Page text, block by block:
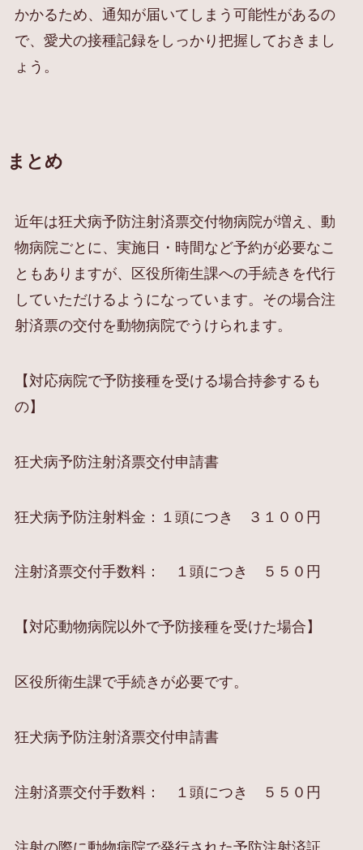
かかるため、通知が届いてしまう可能性があるの
で、愛犬の接種記録をしっかり把握しておきまし
ょう。
まとめ
近年は狂犬病予防注射済票交付物病院が増え、動
物病院ごとに、実施日・時間など予約が必要なこ
ともありますが、区役所衛生課への手続きを代行
していただけるようになっています。その場合注
射済票の交付を動物病院でうけられます。
【対応病院で予防接種を受ける場合持参するも
の】
狂犬病予防注射済票交付申請書
狂犬病予防注射料金：１頭につき ３１００円
注射済票交付手数料： １頭につき ５５０円
【対応動物病院以外で予防接種を受けた場合】
区役所衛生課で手続きが必要です。
狂犬病予防注射済票交付申請書
注射済票交付手数料： １頭につき ５５０円